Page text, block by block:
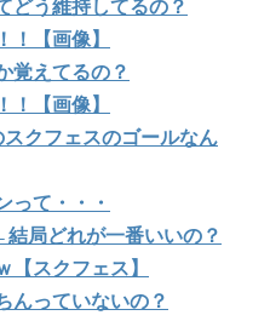
どう維持してるの？
！【画像】
覚えてるの？
！【画像】
スクフェスのゴールなん
って・・・
局どれが一番いいの？
【スクフェス】
んっていないの？